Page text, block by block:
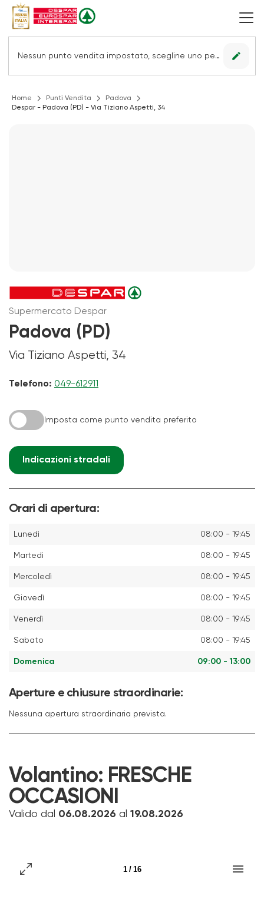
Nessun punto vendita impostato, scegline uno per vedere le offerte. edit
Home Punti Vendita
Padova
Despar - Padova (PD) - Via Tiziano Aspetti, 34
Supermercato Despar
Padova (PD)
Via Tiziano Aspetti, 34
Telefono: 049-612911
Imposta come punto vendita preferito
Indicazioni stradali
Orari di apertura:
Lunedì 08:00 - 19:45
Martedì 08:00 - 19:45
Mercoledì 08:00 - 19:45
Giovedì 08:00 - 19:45
Venerdì 08:00 - 19:45
Sabato 08:00 - 19:45
Domenica 09:00 - 13:00
Aperture e chiusure straordinarie:
Nessuna apertura straordinaria prevista.
Volantino: FRESCHE
OCCASIONI
Valido dal 06.08.2026 al 19.08.2026